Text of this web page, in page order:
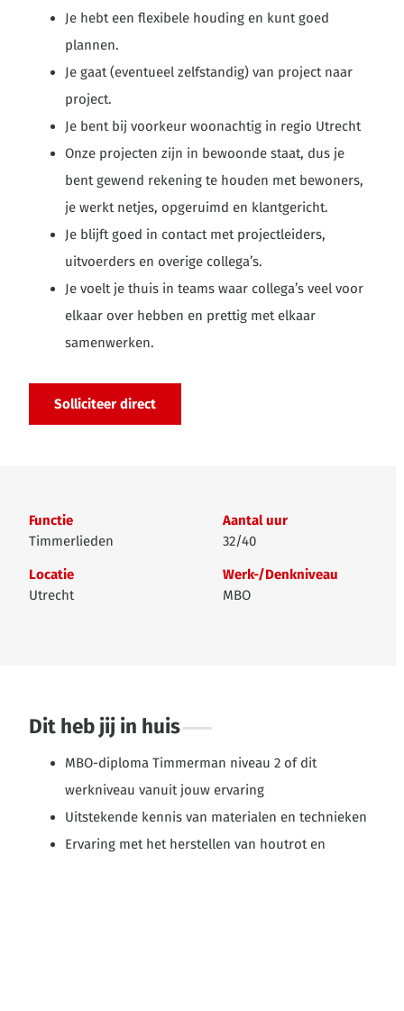
Je hebt een flexibele houding en kunt goed
plannen.
Je gaat (eventueel zelfstandig) van project naar
project.
Je bent bij voorkeur woonachtig in regio Utrecht
Onze projecten zijn in bewoonde staat, dus je
bent gewend rekening te houden met bewoners,
je werkt netjes, opgeruimd en klantgericht.
Je blijft goed in contact met projectleiders,
uitvoerders en overige collega’s.
Je voelt je thuis in teams waar collega’s veel voor
elkaar over hebben en prettig met elkaar
samenwerken.
Solliciteer direct
Functie
Timmerlieden
Aantal uur
32/40
Locatie
Utrecht
Werk-/Denkniveau
MBO
Dit heb jij in huis
MBO-diploma Timmerman niveau 2 of dit
werkniveau vanuit jouw ervaring
Uitstekende kennis van materialen en technieken
Ervaring met het herstellen van houtrot en